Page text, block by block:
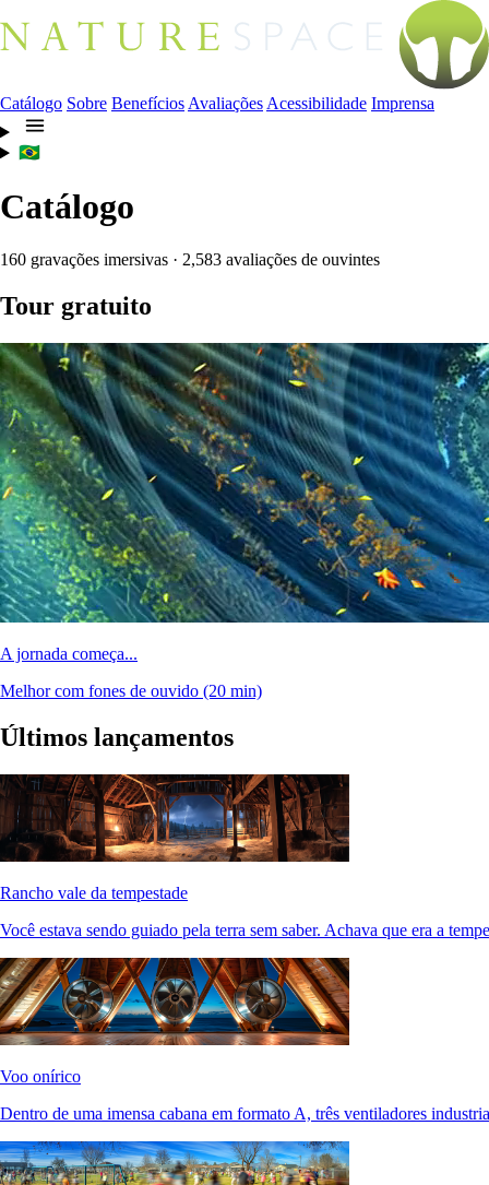
Catálogo Sobre Benefícios Avaliações Acessibilidade Imprensa
🇧🇷
Catálogo
160 gravações imersivas · 2,583 avaliações de ouvintes
Tour gratuito
A jornada começa...
Melhor com fones de ouvido (20 min)
Últimos lançamentos
Rancho vale da tempestade
Você estava sendo guiado pela terra sem saber. Achava que era a
Voo onírico
Dentro de uma imensa cabana em formato A, três ventiladores